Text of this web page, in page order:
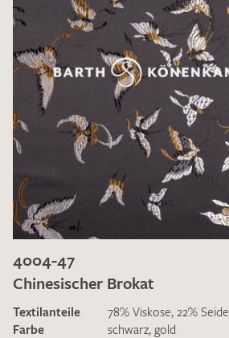
4004-47
Chinesischer Brokat
Textilanteile
78% Viskose, 22% Seide
Farbe
schwarz, gold